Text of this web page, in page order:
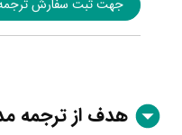
جهت ثبت سفارش ترجمه
هدف از ترجمه